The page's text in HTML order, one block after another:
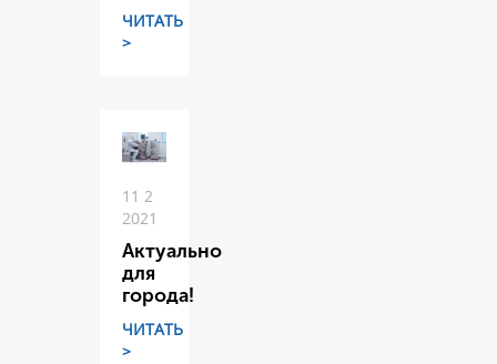
ЧИТАТЬ
>
11 2
2021
Актуально
для
города!
ЧИТАТЬ
>